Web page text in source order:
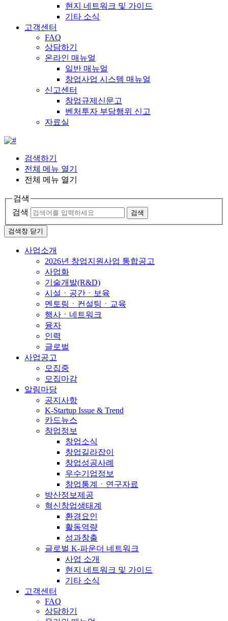
현지 네트워크 및 가이드
기타 소식
고객센터
FAQ
상담하기
온라인 매뉴얼
일반 매뉴얼
창업사업 시스템 매뉴얼
신고센터
창업규제신문고
벤처투자 부당행위 신고
자료실
검색하기
전체 메뉴 열기
전체 메뉴 열기
검색
검색
검색
검색창 닫기
사업소개
2026년 창업지원사업 통합공고
사업화
기술개발(R&D)
시설ㆍ공간ㆍ보육
멘토링ㆍ컨설팅ㆍ교육
행사ㆍ네트워크
융자
인력
글로벌
사업공고
모집중
모집마감
알림마당
공지사항
K-Startup Issue & Trend
카드뉴스
창업정보
창업소식
창업길라잡이
창업성공사례
우수기업정보
창업통계ㆍ연구자료
방산정보제공
혁신창업생태계
환경요인
활동역량
성과창출
글로벌 K-파운더 네트워크
사업 소개
현지 네트워크 및 가이드
기타 소식
고객센터
FAQ
상담하기